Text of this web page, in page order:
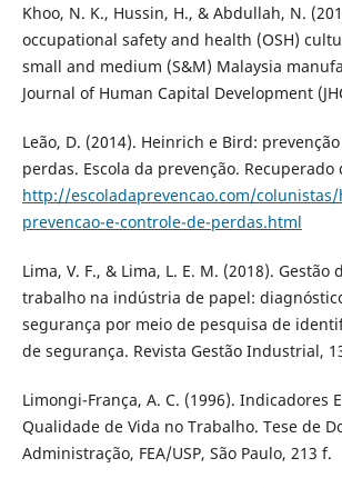
Khoo, N. K., Hussin, H., & Abdullah, N.
occupational safety and health (OSH)
small and medium (S&M) Malaysia
Journal of Human Capital Development
Leão, D. (2014). Heinrich e Bird:
perdas. Escola da prevenção. Recuperado
http://escoladaprevencao.com/
prevencao-e-controle-de-perdas.html
Lima, V. F., & Lima, L. E. M. (2018). Gestão
trabalho na indústria de papel:
segurança por meio de pesquisa de
de segurança. Revista Gestão Industrial,
Limongi-França, A. C. (1996). Indicadores
Qualidade de Vida no Trabalho. Tese de
Administração, FEA/USP, São Paulo, 213 f.